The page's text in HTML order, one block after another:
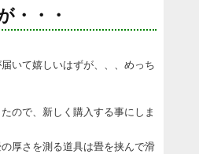
・・・
いて嬉しいはずが、、、めっち
ので、新しく購入する事にしま
厚さを測る道具は畳を挟んで滑